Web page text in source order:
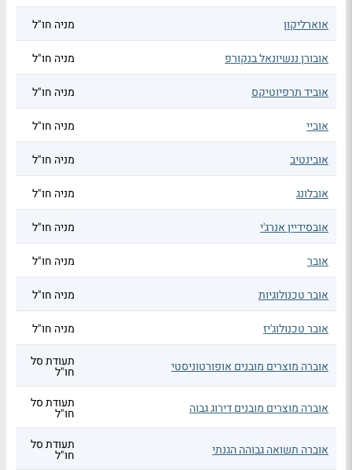
אוארליקון מניה חו"ל
אובורן ננשיונאל בנקורפ מניה חו"ל
אוביד תרפיוטיקס מניה חו"ל
אוביי מניה חו"ל
אובינטיב מניה חו"ל
אובלונג מניה חו"ל
אובסידיין אנרג'י מניה חו"ל
אובר מניה חו"ל
אובר טכנולוגיות מניה חו"ל
אובר טכנולוג'יז מניה חו"ל
אוברה מוצרים מובנים אופורטוניסטי תעודת סל
חו"ל
אוברה מוצרים מובנים דירוג גבוה תעודת סל
חו"ל
אוברה תשואה גבוהה הגנתי תעודת סל
חו"ל